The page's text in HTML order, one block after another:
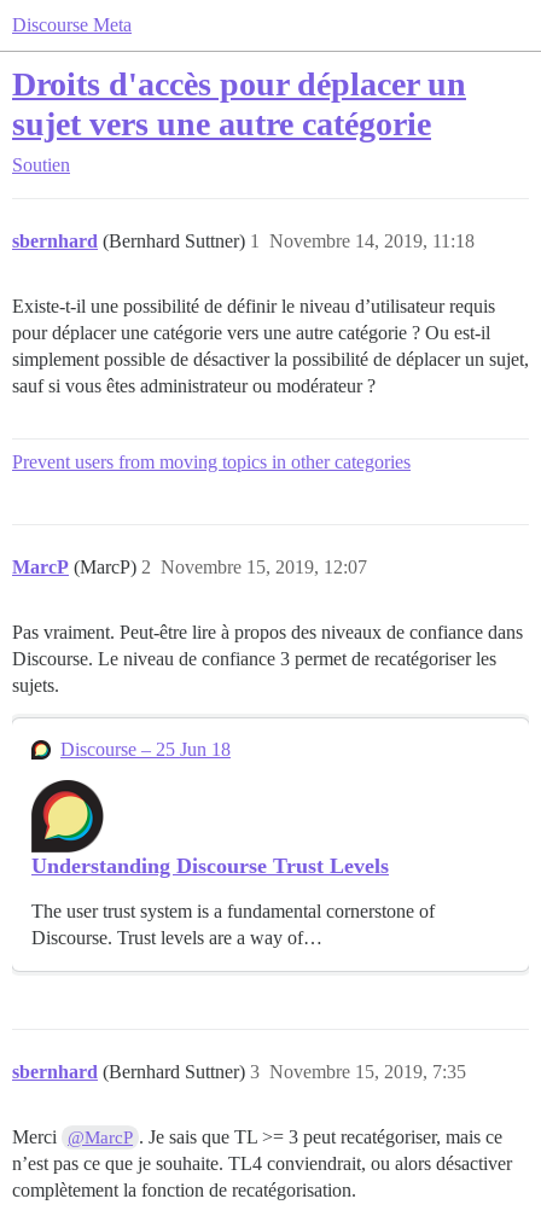
Discourse Meta
Droits d'accès pour déplacer un
sujet vers une autre catégorie
Soutien
sbernhard (Bernhard Suttner) Novembre 14, 2019, 11:18
1
Existe-t-il une possibilité de définir le niveau d’utilisateur requis
pour déplacer une catégorie vers une autre catégorie ? Ou est-il
simplement possible de désactiver la possibilité de déplacer un sujet,
sauf si vous êtes administrateur ou modérateur ?
Prevent users from moving topics in other categories
MarcP (MarcP) Novembre 15, 2019, 12:07
2
Pas vraiment. Peut-être lire à propos des niveaux de confiance dans
Discourse. Le niveau de confiance 3 permet de recatégoriser les
sujets.
Discourse – 25 Jun 18
Understanding Discourse Trust Levels
The user trust system is a fundamental cornerstone of
Discourse. Trust levels are a way of…
sbernhard (Bernhard Suttner) Novembre 15, 2019, 7:35
3
Merci @MarcP . Je sais que TL >= 3 peut recatégoriser, mais ce
n’est pas ce que je souhaite. TL4 conviendrait, ou alors désactiver
complètement la fonction de recatégorisation.